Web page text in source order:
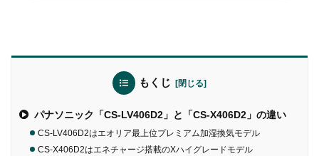
もくじ
パナソニック「CS-LV406D2」と「CS-X406D2」の違い
CS-LV406D2はエオリア最上位プレミアム加湿換気モデル
CS-X406D2はエネチャージ搭載のXハイグレードモデル